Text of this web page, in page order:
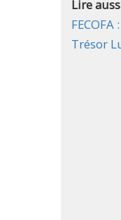
Lire
Trésor